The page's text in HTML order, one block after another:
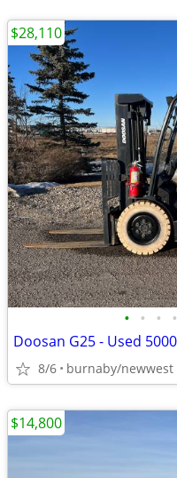
• • • •
8/6 burnaby/newwest
$28,110
$14,800